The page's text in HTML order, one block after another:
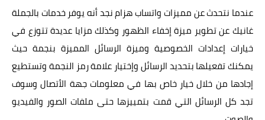
عندما نتحدث عن مميزات واتساب هزام نجد أنه يوفر خدمات بالجملة
غانيك عن تطوير ميزة إخفاء الظهور وكذلك مزايا عديدة تتوزع في
خيارات إعدادات الخصوصية وميزة الرسائل المميزة بنجمة حيث
يمكنك تفعيلها بتحديد الرسائل وإختيار علامة رمز النجمة وتستطيع
إجادها من خلال خيار خاص بها في معلومات جهة الأتصال وسوف
تجد كل الرسائل التي قمت بتمييزها حتى ملفات الصور والفيديو